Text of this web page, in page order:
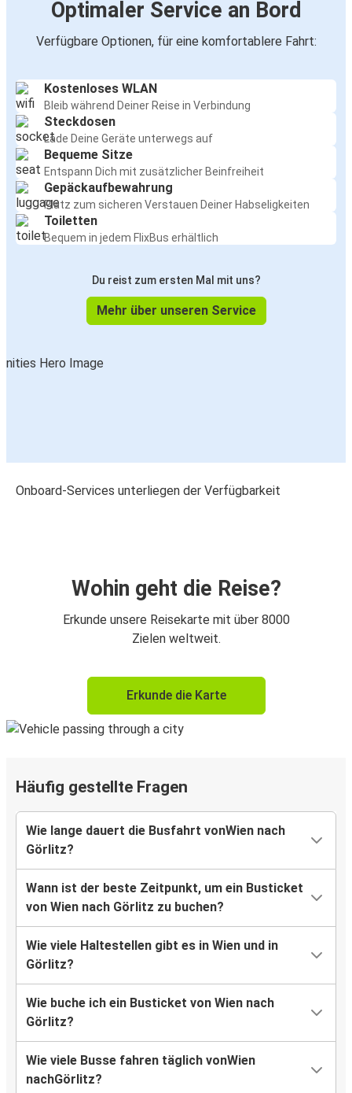
Optimaler Service an Bord
Verfügbare Optionen, für eine komfortablere Fahrt:
Kostenloses WLAN
Bleib während Deiner Reise in Verbindung
Steckdosen
Lade Deine Geräte unterwegs auf
Bequeme Sitze
Entspann Dich mit zusätzlicher Beinfreiheit
Gepäckaufbewahrung
Platz zum sicheren Verstauen Deiner Habseligkeiten
Toiletten
Bequem in jedem FlixBus erhältlich
Du reist zum ersten Mal mit uns?
Mehr über unseren Service
Onboard-Services unterliegen der Verfügbarkeit
Wohin geht die Reise?
Erkunde unsere Reisekarte mit über 8000
Zielen weltweit.
Erkunde die Karte
Häufig gestellte Fragen
Wie lange dauert die Busfahrt vonWien nach
Görlitz?
Wann ist der beste Zeitpunkt, um ein Busticket
von Wien nach Görlitz zu buchen?
Wie viele Haltestellen gibt es in Wien und in
Görlitz?
Wie buche ich ein Busticket von Wien nach
Görlitz?
Wie viele Busse fahren täglich vonWien
nachGörlitz?